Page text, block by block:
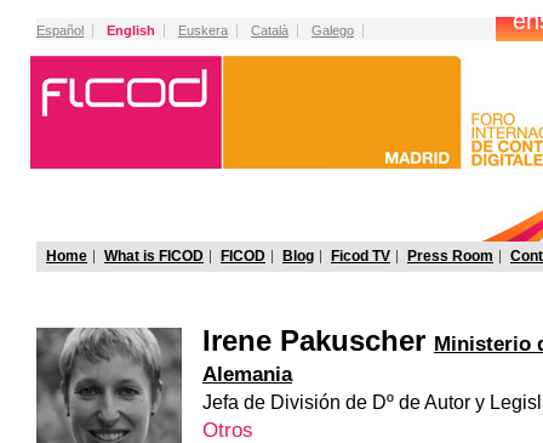
Español English Euskera Català Galego
Irene Pakuscher Ministerio
Alemania
Jefa de División de Dº de Autor y
Otros
Home What is FICOD FICOD Blog Ficod TV Press Room